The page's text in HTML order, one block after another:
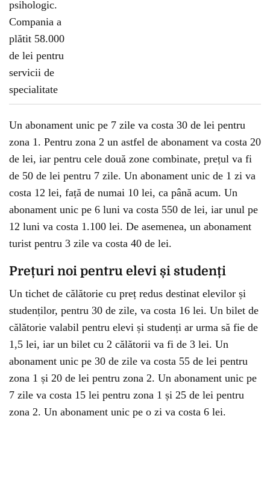
Un abonament unic pe 7 zile va costa 30 de lei pentru
zona 1. Pentru zona 2 un astfel de abonament va costa 20
de lei, iar pentru cele două zone combinate, prețul va fi
de 50 de lei pentru 7 zile. Un abonament unic de 1 zi va
costa 12 lei, față de numai 10 lei, ca până acum. Un
abonament unic pe 6 luni va costa 550 de lei, iar unul pe
12 luni va costa 1.100 lei. De asemenea, un abonament
turist pentru 3 zile va costa 40 de lei.
Prețuri noi pentru elevi și studenți
Un tichet de călătorie cu preț redus destinat elevilor și
studenților, pentru 30 de zile, va costa 16 lei. Un bilet de
călătorie valabil pentru elevi și studenți ar urma să fie de
1,5 lei, iar un bilet cu 2 călătorii va fi de 3 lei. Un
abonament unic pe 30 de zile va costa 55 de lei pentru
zona 1 și 20 de lei pentru zona 2. Un abonament unic pe
7 zile va costa 15 lei pentru zona 1 și 25 de lei pentru
zona 2. Un abonament unic pe o zi va costa 6 lei.